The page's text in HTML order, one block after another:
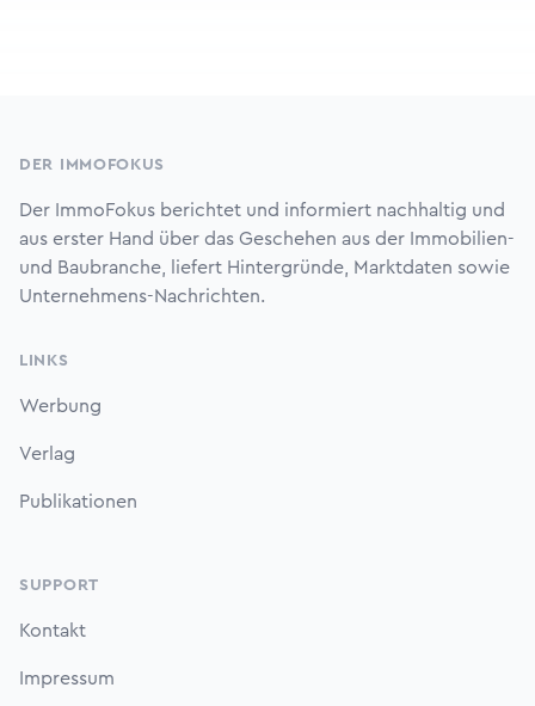
DER IMMOFOKUS
Der ImmoFokus berichtet und informiert nachhaltig und
aus erster Hand über das Geschehen aus der Immobilien-
und Baubranche, liefert Hintergründe, Marktdaten sowie
Unternehmens-Nachrichten.
LINKS
Werbung
Verlag
Publikationen
SUPPORT
Kontakt
Impressum